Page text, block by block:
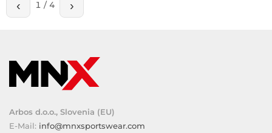
‹ 1 / 4 ›
Arbos d.o.o., Slovenia (EU)
E-Mail: info@mnxsportswear.com